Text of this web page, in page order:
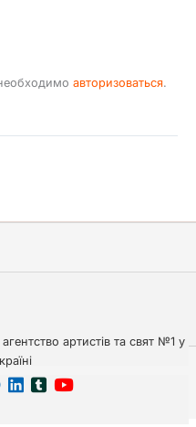
авторизоваться.
артистів та свят №1 у